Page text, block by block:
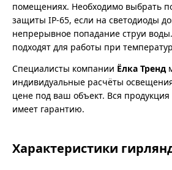
помещениях. Необходимо выбрать
защиты IP-65, если на светодиоды
непрерывное попадание струи
подходят для работы при
Специалисты компании Ёлка Тренд
индивидуальные расчёты
цене под ваш объект. Вся
имеет гарантию.
Характеристики